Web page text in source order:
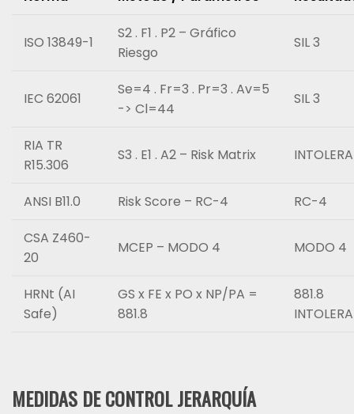
ISO 13849-1
S2 . F1 . P2 – Gráfico
Riesgo
SIL 3
IEC 62061
Se=4 . Fr=3 . Pr=3 . Av=5
-> Cl=44
SIL 3
RIA TR
R15.306
S3 . E1 . A2 – Risk Matrix
ANSI B11.0 Risk Score – RC-4
RC-4
CSA Z460-
20
MCEP – MODO 4 MODO 4
HRNt (AI
Safe)
GS x FE x PO x NP/PA =
881.8
MEDIDAS DE CONTROL JERARQUÍA